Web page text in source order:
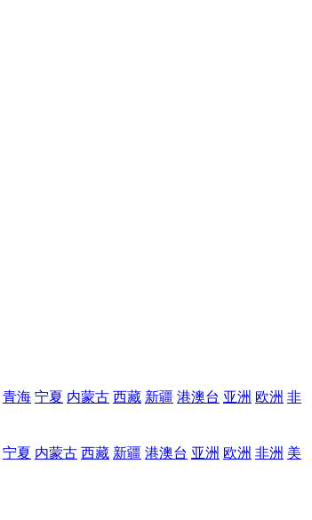
青海 宁夏 内蒙古 西藏 新疆 港澳台 亚洲 欧洲 非
宁夏 内蒙古 西藏 新疆 港澳台 亚洲 欧洲 非洲 美